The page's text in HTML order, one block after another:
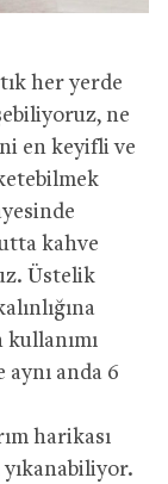
her yerde
ne
en keyifli ve
kahve
Üstelik
anda 6
harikası